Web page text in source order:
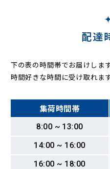
配達
下の表の時間帯でお届けしま
時間好きな時間に受け取れます
集荷時間帯
8:00 ~ 13:00
14:00 ~ 16:00
16:00 ~ 18:00